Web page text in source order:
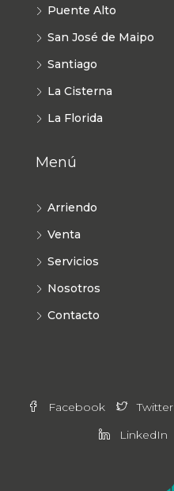
Puente Alto
San José de Maipo
Santiago
La Cisterna
La Florida
Menú
Arriendo
Venta
Servicios
Nosotros
Contacto
Facebook Twitter
LinkedIn